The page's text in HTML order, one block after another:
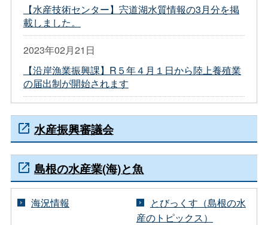
【水産技術センター】宍道湖水質情報の3月分を掲
載しました。
2023年02月21日
【沿岸漁業振興課】R５年４月１日から陸上養殖業
の届出制が開始されます
水産振興審議会
島根の水産業(海)と魚
海況情報
とびっくす（島根の水
産のトピックス）